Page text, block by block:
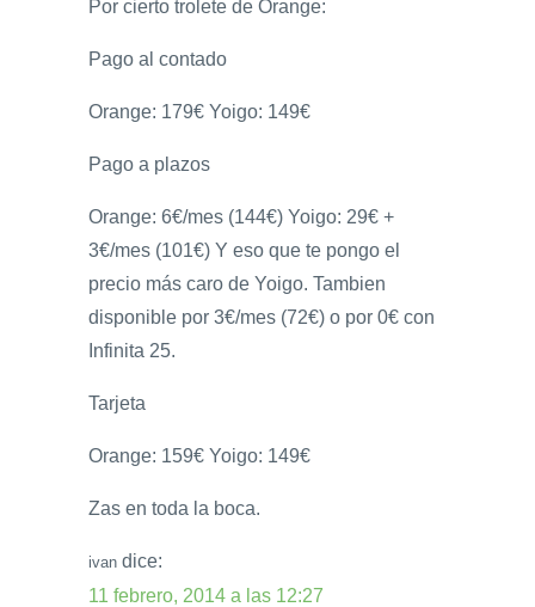
Por cierto trolete de Orange:
Pago al contado
Orange: 179€ Yoigo: 149€
Pago a plazos
Orange: 6€/mes (144€) Yoigo: 29€ +
3€/mes (101€) Y eso que te pongo el
precio más caro de Yoigo. Tambien
disponible por 3€/mes (72€) o por 0€ con
Infinita 25.
Tarjeta
Orange: 159€ Yoigo: 149€
Zas en toda la boca.
ivan dice:
11 febrero, 2014 a las 12:27